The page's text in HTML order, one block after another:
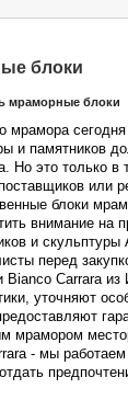
блоки
мраморные блоки
мрамора
и памятников
Но это только
или
блоки
внимание на
и
перед
Bianco Carrara
уточняют
мрамором
- мы